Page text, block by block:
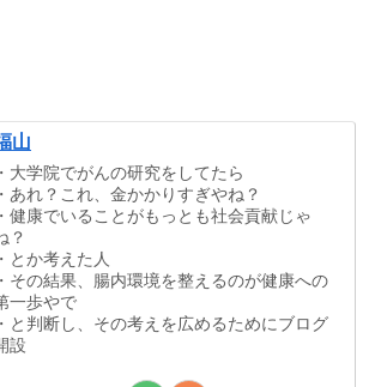
山
・大学院でがんの研究をしてたら
・あれ？これ、金かかりすぎやね？
・健康でいることがもっとも社会貢献じゃ
？
・とか考えた人
・その結果、腸内環境を整えるのが健康への
一歩やで
・と判断し、その考えを広めるためにブログ
設